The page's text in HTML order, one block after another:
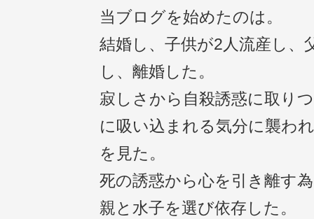
当ブログを始めたのは。
結婚し、子供が2人流産し、
し、離婚した。
寂しさから自殺誘惑に取り
に吸い込まれる気分に襲わ
を見た。
死の誘惑から心を引き離す
親と水子を選び依存した。